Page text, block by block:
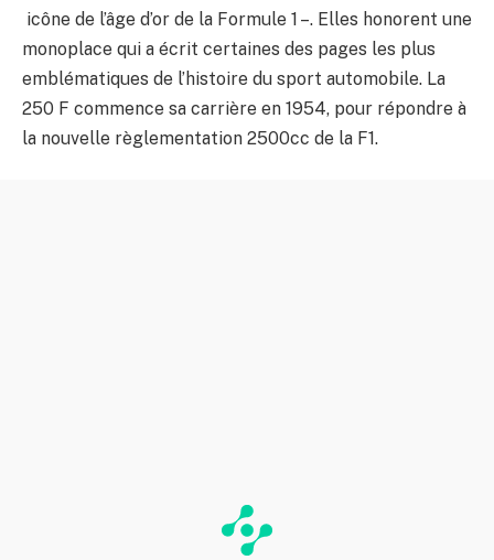
icône de l’âge d’or de la Formule 1 –. Elles honorent une
monoplace qui a écrit certaines des pages les plus
emblématiques de l’histoire du sport automobile. La
250 F commence sa carrière en 1954, pour répondre à
la nouvelle règlementation 2500cc de la F1.